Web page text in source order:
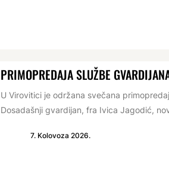
PRIMOPREDAJA SLUŽBE
U Virovitici je održana svečana
Dosadašnji gvardijan, fra Ivica Jagodić,
7. Kolovoza 2026.